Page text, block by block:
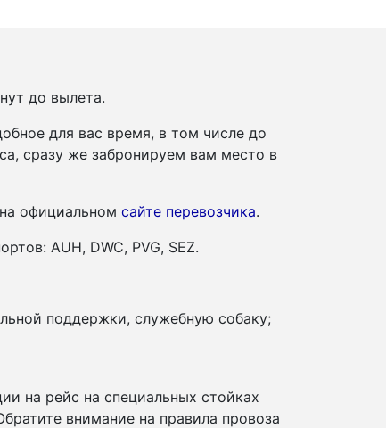
до вылета.
для вас время, в том числе до
сразу же забронируем вам место в
официальном сайте перевозчика.
AUH, DWC, PVG, SEZ.
поддержки, служебную собаку;
на рейс на специальных стойках
внимание на правила провоза